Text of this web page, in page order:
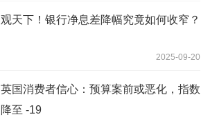
观天下！银行净息差降幅究竟如何收窄？
2025-09-20
英国消费者信心：预算案前或恶化，指数
降至 -19